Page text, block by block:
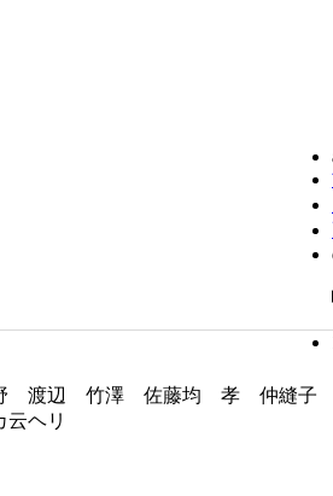
辺 竹澤 佐藤均 孝 仲縫子 午
ヘリ